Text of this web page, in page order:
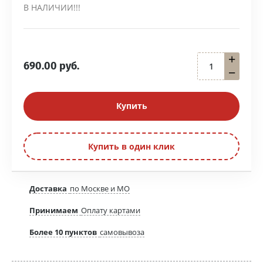
В НАЛИЧИИ!!!
690.00 руб.
−
+
Купить
Купить в один клик
Доставка по Москве и МО
Принимаем Оплату картами
Более 10 пунктов самовывоза